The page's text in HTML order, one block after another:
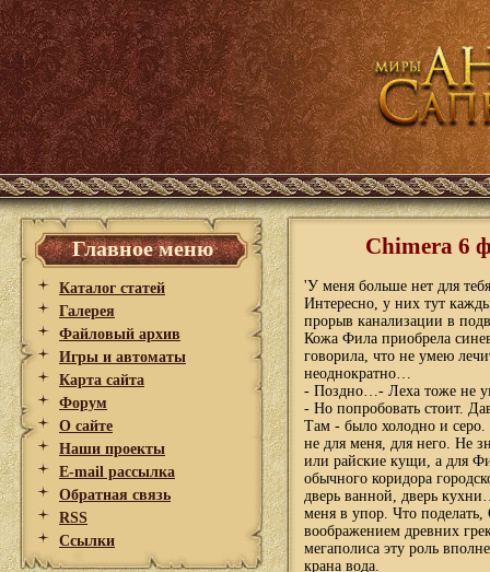
Главное меню
Каталог статей
Галерея
Файловый архив
Игры и автоматы
Карта сайта
Форум
О сайте
Наши проекты
E-mail рассылка
Обратная связь
RSS
Ссылки
Chimera 6
'У меня больше нет для
Интересно, у них тут
прорыв канализации в
Кожа Фила приобрела
говорила, что не умею
неоднократно…
- Поздно…- Леха тоже не
- Но попробовать стоит.
Там - было холодно и серо.
не для меня, для него. Не
или райские кущи, а для
обычного коридора
дверь ванной, дверь
меня в упор. Что
воображением древних
мегаполиса эту роль
крана вода.